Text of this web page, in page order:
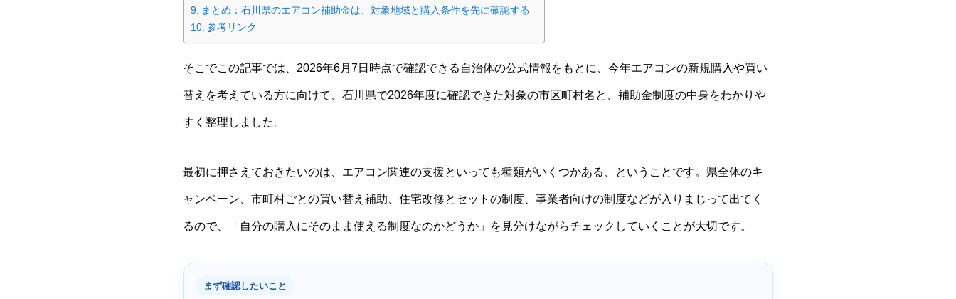
まとめ：石川県のエアコン補助金は、対象地域と購入条件を先に確認する
参考リンク
そこでこの記事では、2026年6月7日時点で確認できる自治体の公式情報をもとに、今年エアコンの新規購入や買い
替えを考えている方に向けて、石川県で2026年度に確認できた対象の市区町村名と、補助金制度の中身をわかりや
すく整理しました。
最初に押さえておきたいのは、エアコン関連の支援といっても種類がいくつかある、ということです。県全体のキ
ャンペーン、市町村ごとの買い替え補助、住宅改修とセットの制度、事業者向けの制度などが入りまじって出てく
るので、「自分の購入にそのまま使える制度なのかどうか」を見分けながらチェックしていくことが大切です。
まず確認したいこと